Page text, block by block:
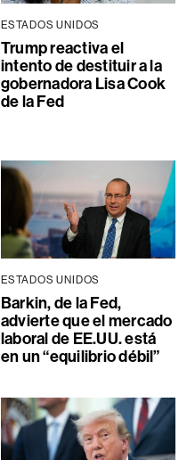
ESTADOS UNIDOS
Trump reactiva el
intento de destituir a la
gobernadora Lisa Cook
de la Fed
ESTADOS UNIDOS
Barkin, de la Fed,
advierte que el mercado
laboral de EE.UU. está
en un “equilibrio débil”